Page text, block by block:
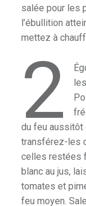
salée pour les
l’ébullition
mettez à
2
du feu aussitôt
transférez-les
celles restées
blanc au jus,
tomates et
feu moyen.